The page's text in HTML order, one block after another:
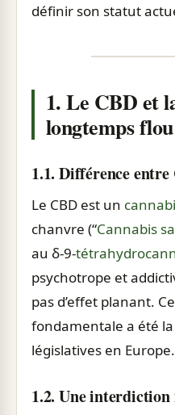
définir son statut
1. Le CBD et
longtemps flou
1.1. Différence
Le CBD est un
chanvre (“Cannabis
au δ-9-
psychotrope et
pas d’effet planant.
fondamentale a été la
législatives en Europe.
1.2. Une